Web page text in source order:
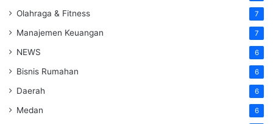
Olahraga & Fitness 7
Manajemen Keuangan 7
NEWS 6
Bisnis Rumahan 6
Daerah 6
Medan 6